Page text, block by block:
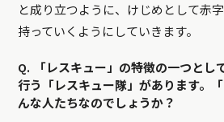
と成り立つように、けじめとして赤
持っていくようにしていきます。
Q. 「レスキュー」の特徴の一つとし
行う「レスキュー隊」があります。
んな人たちなのでしょうか？